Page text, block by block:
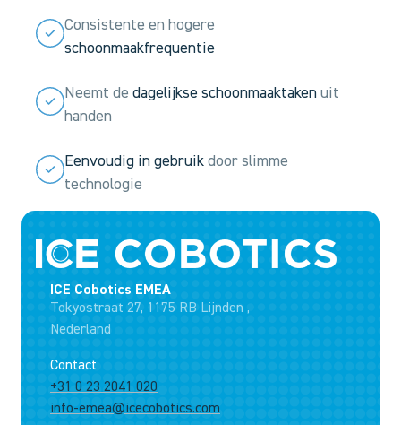
Consistente en hogere
schoonmaakfrequentie
Neemt de dagelijkse schoonmaaktakenuit
handen
Eenvoudig in gebruikdoor slimme
technologie
ICE Cobotics EMEA
Tokyostraat 27, 1175 RB Lijnden ,
Nederland
Contact
+31 0 23 2041 020
info-emea@icecobotics.com